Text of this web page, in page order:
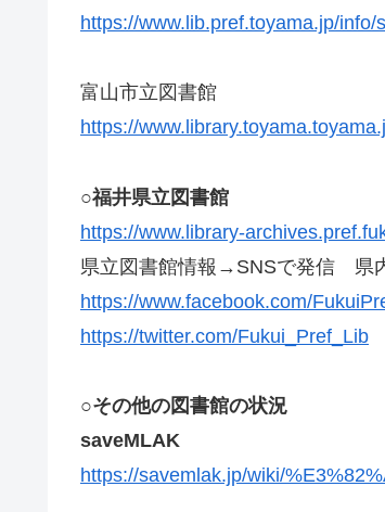
https://www.lib.pref.toyama.jp/
富山市立図書館
https://
○福井県立図書館
https://www.library-
県立図書館情報→SNSで発信 県
https://www.facebook.com/
https://twitter.com/Fukui_Pref_Lib
○その他の図書館の状況
saveMLAK
https://savemlak.jp/wiki/